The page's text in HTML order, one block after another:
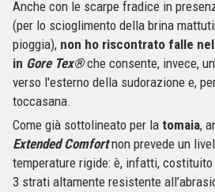
Anche con le scarpe fradice in
(per lo scioglimento della brina
pioggia), non ho riscontrato falle
in Gore Tex®che consente, invece,
verso l'esterno della sudorazione e,
toccasana.
Come già sottolineato per la tomaia,
Extended Comfort non prevede un
temperature rigide: è, infatti,
3 strati altamente resistente